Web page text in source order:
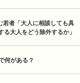
若者「大人に相談しても具
大人をどう除外するか」
何がある？